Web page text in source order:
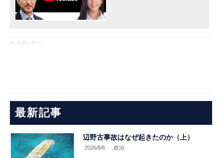
※ スポンサー
最新記事
辺野古事故はなぜ起きたのか（上）
2026/8/6 .政治